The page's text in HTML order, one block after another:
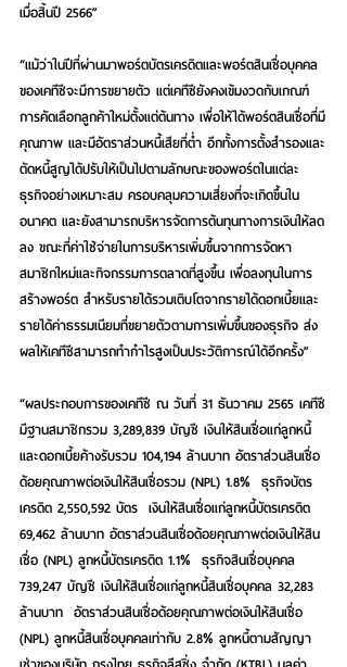
เมื่อสิ้นปี 2566”
“แม้ว่าในปีที่ผ่านมาพอร์ตบัตรเครดิตและพอร์ตสินเชื่อบุคคล
ของเคทีซีจะมีการขยายตัว แต่เคทีซียังคงเข้มงวดกับเกณฑ์
การคัดเลือกลูกค้าใหม่ตั้งแต่ต้นทาง เพื่อให้ได้พอร์ตสินเชื่อที่มี
คุณภาพ และมีอัตราส่วนหนี้เสียที่ต่ำ อีกทั้งการตั้งสำรองและ
ตัดหนี้สูญได้ปรับให้เป็นไปตามลักษณะของพอร์ตในแต่ละ
ธุรกิจอย่างเหมาะสม ครอบคลุมความเสี่ยงที่จะเกิดขึ้นใน
อนาคต และยังสามารถบริหารจัดการต้นทุนทางการเงินให้ลด
ลง ขณะที่ค่าใช้จ่ายในการบริหารเพิ่มขึ้นจากการจัดหา
สมาชิกใหม่และกิจกรรมการตลาดที่สูงขึ้น เพื่อลงทุนในการ
สร้างพอร์ต สำหรับรายได้รวมเติบโตจากรายได้ดอกเบี้ยและ
รายได้ค่าธรรมเนียมที่ขยายตัวตามการเพิ่มขึ้นของธุรกิจ ส่ง
ผลให้เคทีซีสามารถทำกำไรสูงเป็นประวัติการณ์ได้อีกครั้ง”
“ผลประกอบการของเคทีซี ณ วันที่ 31 ธันวาคม 2565 เคทีซี
มีฐานสมาชิกรวม 3,289,839 บัญชี เงินให้สินเชื่อแก่ลูกหนี้
และดอกเบี้ยค้างรับรวม 104,194 ล้านบาท อัตราส่วนสินเชื่อ
ด้อยคุณภาพต่อเงินให้สินเชื่อรวม (NPL) 1.8% ธุรกิจบัตร
เครดิต 2,550,592 บัตร  เงินให้สินเชื่อแก่ลูกหนี้บัตรเครดิต
69,462 ล้านบาท อัตราส่วนสินเชื่อด้อยคุณภาพต่อเงินให้สิน
เชื่อ (NPL) ลูกหนี้บัตรเครดิต 1.1% ธุรกิจสินเชื่อบุคคล
739,247 บัญชี เงินให้สินเชื่อแก่ลูกหนี้สินเชื่อบุคคล 32,283
ล้านบาท  อัตราส่วนสินเชื่อด้อยคุณภาพต่อเงินให้สินเชื่อ
(NPL) ลูกหนี้สินเชื่อบุคคลเท่ากับ 2.8% ลูกหนี้ตามสัญญา